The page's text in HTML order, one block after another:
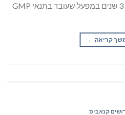
הולידציות – חובה -ניסיון של 3 שנים במפעל שעובד בתנאי GMP
קריאה →
קנאביס